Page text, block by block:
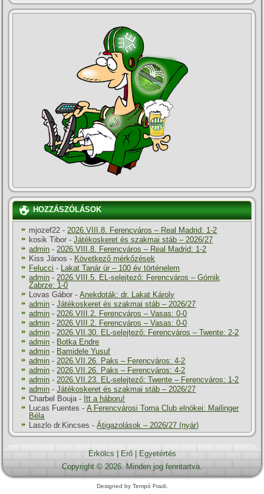
HOZZÁSZÓLÁSOK
mjozef22 -2026.VIII.8. Ferencváros – Real Madrid: 1-2
kosik Tibor -Játékoskeret és szakmai stáb – 2026/27
admin -2026.VIII.8. Ferencváros – Real Madrid: 1-2
Kiss János - Következő mérkőzések
Felucci - Lakat Tanár úr – 100 év történelem
admin -2026.VIII.5. EL-selejtező: Ferencváros – Górnik
Zabrze: 1-0
Lovas Gábor -Anekdoták: dr. Lakat Károly
admin -Játékoskeret és szakmai stáb – 2026/27
admin -2026.VIII.2. Ferencváros – Vasas: 0-0
admin -2026.VIII.2. Ferencváros – Vasas: 0-0
admin -2026.VII.30. EL-selejtező: Ferencváros – Twente: 2-2
admin - Botka Endre
admin - Bamidele Yusuf
admin -2026.VII.26. Paks – Ferencváros: 4-2
admin -2026.VII.26. Paks – Ferencváros: 4-2
admin -2026.VII.23. EL-selejtező: Twente – Ferencváros: 1-2
admin -Játékoskeret és szakmai stáb – 2026/27
Charbel Bouja- Itt a háboru!
Lucas Fuentes -A Ferencvárosi Torna Club elnökei: Mailinger
Béla
Laszlo dr.Kincses -Átigazolások – 2026/27 (nyár)
Erkölcs Erő|
Egyetértés
Copyright © 2026. Minden jog fenntartva.
Designed by Tempó Fradi.